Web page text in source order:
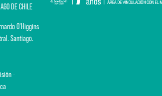
DE CHILE
O'Higgins
Santiago.
-